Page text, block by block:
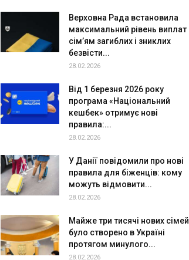
Верховна Рада встановила
максимальний рівень виплат
сім’ям загиблих і зниклих
безвісти...
28.02.2026
Від 1 березня 2026 року
програма «Національний
кешбек» отримує нові
правила:...
28.02.2026
У Данії повідомили про нові
правила для біженців: кому
можуть відмовити...
28.02.2026
Майже три тисячі нових сімей
було створено в Україні
протягом минулого...
28.02.2026